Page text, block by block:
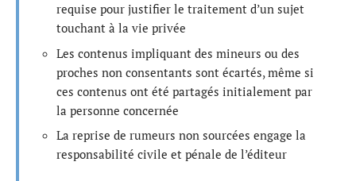
requise pour justifier le traitement d’un sujet
touchant à la vie privée
Les contenus impliquant des mineurs ou des
proches non consentants sont écartés, même si
ces contenus ont été partagés initialement par
la personne concernée
La reprise de rumeurs non sourcées engage la
responsabilité civile et pénale de l’éditeur